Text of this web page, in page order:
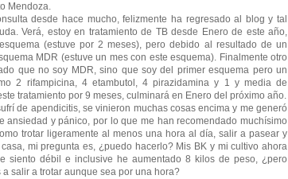
Mendoza.
desde hace mucho, felizmente ha regresado al blog y tal
Verá, estoy en tratamiento de TB desde Enero de este año,
(estuve por 2 meses), pero debido al resultado de un
MDR (estuve un mes con este esquema). Finalmente otro
que no soy MDR, sino que soy del primer esquema pero un
2 rifampicina, 4 etambutol, 4 pirazidamina y 1 y media de
tratamiento por 9 meses, culminará en Enero del próximo año.
de apendicitis, se vinieron muchas cosas encima y me generó
ansiedad y pánico, por lo que me han recomendado muchísimo
trotar ligeramente al menos una hora al día, salir a pasear y
mi pregunta es, ¿puedo hacerlo? Mis BK y mi cultivo ahora
siento débil e inclusive he aumentado 8 kilos de peso, ¿pero
salir a trotar aunque sea por una hora?